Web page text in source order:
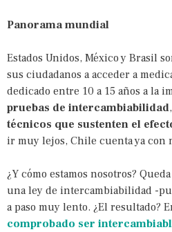
Panorama mundial
Estados Unidos, México y Brasil
sus ciudadanos a acceder a
dedicado entre 10 a 15 años a la
pruebas de intercambiabilidad
técnicos que sustenten el
ir muy lejos, Chile cuenta ya con
¿Y cómo estamos nosotros?
una ley de intercambiabilidad -
a paso muy lento. ¿El resultado?
comprobado ser